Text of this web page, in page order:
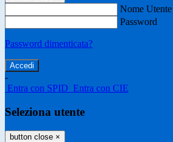
Nome Utente
Password
Password dimenticata?
-
Entra con SPID Entra con CIE
Seleziona utente
button close ×